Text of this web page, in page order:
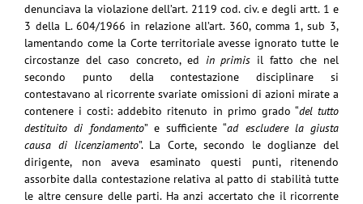
denunciava la violazione dell’art. 2119 cod. civ. e degli artt. 1 e
3 della L. 604/1966 in relazione all’art. 360, comma 1, sub 3,
lamentando come la Corte territoriale avesse ignorato tutte le
circostanze del caso concreto, ed in primis il fatto che nel
secondo punto della contestazione disciplinare si
contestavano al ricorrente svariate omissioni di azioni mirate a
contenere i costi: addebito ritenuto in primo grado “del tutto
destituito di fondamento” e sufficiente “ad escludere la giusta
causa di licenziamento”. La Corte, secondo le doglianze del
dirigente, non aveva esaminato questi punti, ritenendo
assorbite dalla contestazione relativa al patto di stabilità tutte
le altre censure delle parti. Ha anzi accertato che il ricorrente